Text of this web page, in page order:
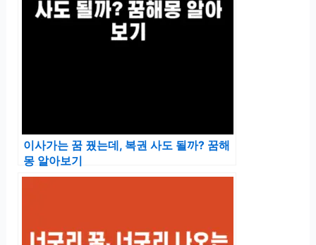
이사가는 꿈 꿨는데, 복권 사도 될까? 꿈해
몽 알아보기